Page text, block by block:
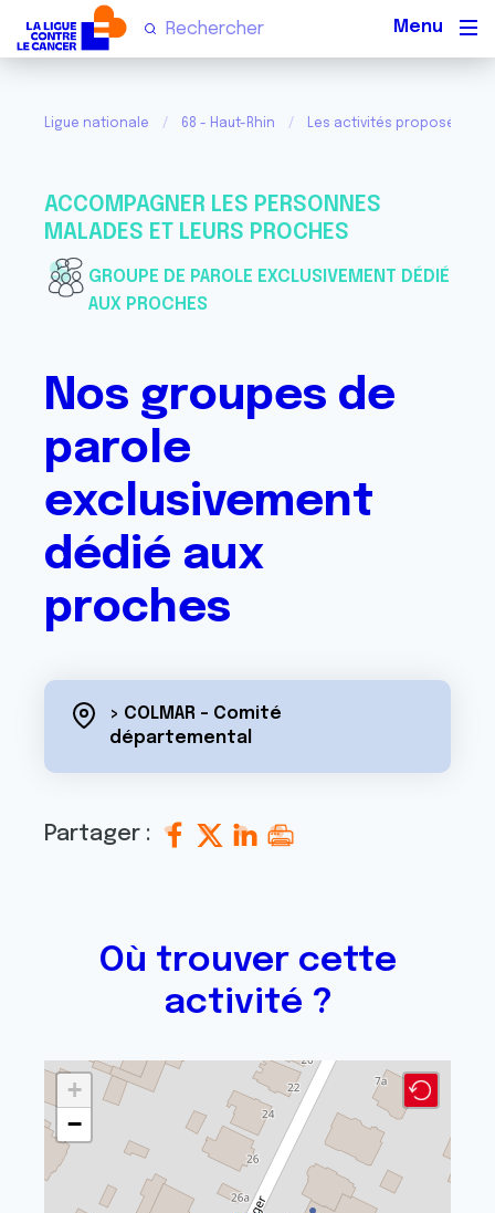
Ligue nationale 68 - Haut-Rhin Les activités proposées
ACCOMPAGNER LES PERSONNES
MALADES ET LEURS PROCHES
GROUPE DE PAROLE EXCLUSIVEMENT DÉDIÉ
AUX PROCHES
Nos groupes de
parole
exclusivement
dédié aux
proches
> COLMAR - Comité
départemental
Partager :
Où trouver cette
activité ?
+
−